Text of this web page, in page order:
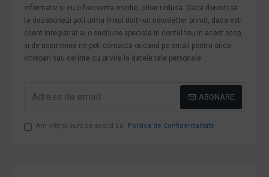
informativ si cu o frecventa medie, chiar redusa. Daca doresti sa
te dezabonezi poti urma linkul dintr-un newsletter primit, daca esti
client inregistrat ai o sectiune speciala in contul tau in acest scop,
si de asemenea ne poti contacta oricand pe email pentru orice
intrebari sau cerinte cu privire la datele tale personale.
ABONARE
Am citit şi sunt de acord cu Politica de Confidentialitate